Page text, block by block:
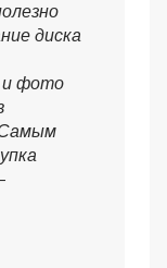
диска
и фото
Самым